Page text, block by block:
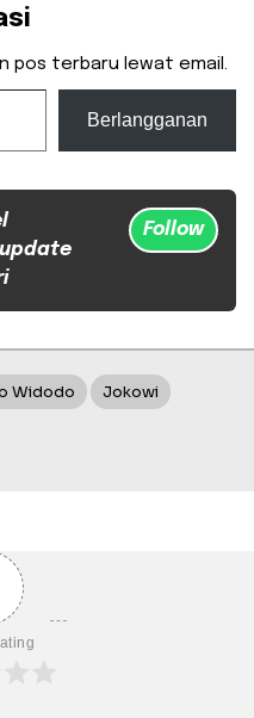
pos terbaru lewat email.
Berlangganan
Follow
Widodo Jokowi